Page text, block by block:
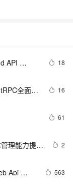
API
18
全面解
16
61
理能力提升
2
Api
563